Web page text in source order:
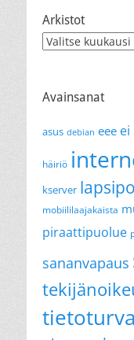
Arkistot
Arkistot
Avainsanat
asus debian eee ei
häiriö
kserver
mobiililaajakaista
piraattipuolue
sananvapaus
tietoturva